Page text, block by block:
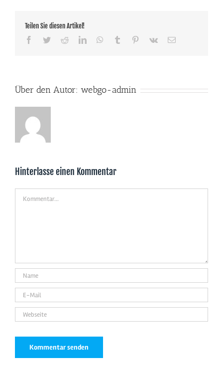
Teilen Sie diesen Artikel!
Facebook
TwitterRedditLinkedInWhatsApp
Tumblr Pinterest
Vk
E-
Über den Autor: webgo-admin
Hinterlasse einen Kommentar